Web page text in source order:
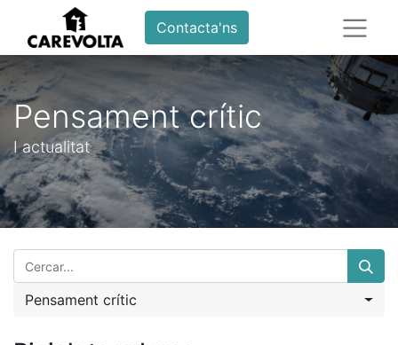
Contacta'ns
Pensament crític
I actualitat
Pensament crític